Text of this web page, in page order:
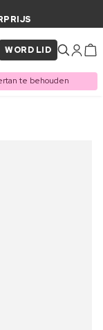
WORD LID
te behouden
met